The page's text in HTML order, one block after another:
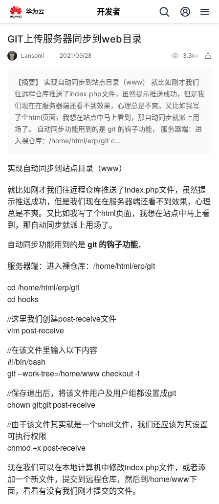
开发者
返
个
人
主
页
我
的
开
发
的
客
我
论
坛
的
圈
子
我
的
直
我
的
动
我
关
注
我
的
开
发
者
我
的
Programs
我
的
支
GIT上传服务器同步到web目录
Lansonli 2021/09/28 3.3k+
【摘要】 实现自动同步到站点目录（www） 就比如刚才我们
往远程仓库推送了index.php文件，虽然提示推送成功，但是我
们现在在服务器端还看不到效果，心理总是不爽。又比如我写
了个html页面，我想在站点中马上看到，那自动同步就派上用
场了。 自动同步功能用到的是 git 的钩子功能， 服务器端：进
入裸仓库：/home/html/erp/git c...
实现自动同步到站点目录（www）
就比如刚才我们往远程仓库推送了index.php文件，虽然提
示推送成功，但是我们现在在服务器端还看不到效果，心理
总是不爽。又比如我写了个html页面，我想在站点中马上看
到，那自动同步就派上用场了。
自动同步功能用到的是 git 的钩子功能，
服务器端：进入裸仓库：/home/html/erp/git
cd /home/html/erp/git
cd hooks
//这里我们创建post-receive文件
vim post-receive
//在该文件里输入以下内容
#!/bin/bash
git --work-tree=/home/www checkout -f
//保存退出后，将该文件用户及用户组都设置成git
chown git:git post-receive
//由于该文件其实就是一个shell文件，我们还应该为其设置
可执行权限
chmod +x post-receive
现在我们可以在本地计算机中修改index.php文件，或者添
加一个新文件，提交到远程仓库，然后到/home/www下
面，看看有没有我们刚才提交的文件。